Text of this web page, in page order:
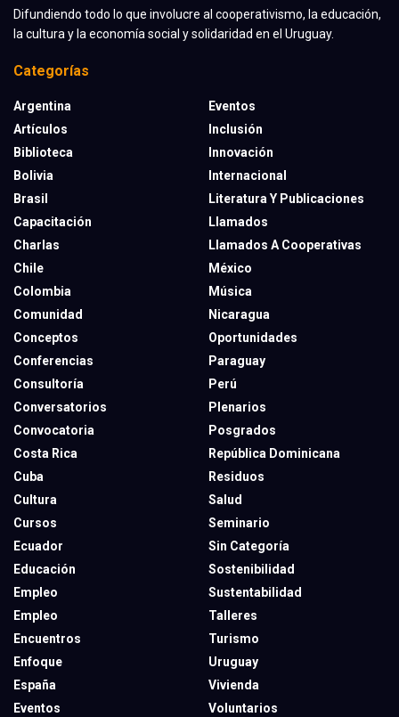
Difundiendo todo lo que involucre al cooperativismo, la educación,
la cultura y la economía social y solidaridad en el Uruguay.
Categorías
Argentina
Artículos
Biblioteca
Bolivia
Brasil
Capacitación
Charlas
Chile
Colombia
Comunidad
Conceptos
Conferencias
Consultoría
Conversatorios
Convocatoria
Costa Rica
Cuba
Cultura
Cursos
Ecuador
Educación
Empleo
Empleo
Encuentros
Enfoque
España
Eventos
Eventos
Inclusión
Innovación
Internacional
Literatura Y Publicaciones
Llamados
Llamados A Cooperativas
México
Música
Nicaragua
Oportunidades
Paraguay
Perú
Plenarios
Posgrados
República Dominicana
Residuos
Salud
Seminario
Sin Categoría
Sostenibilidad
Sustentabilidad
Talleres
Turismo
Uruguay
Vivienda
Voluntarios